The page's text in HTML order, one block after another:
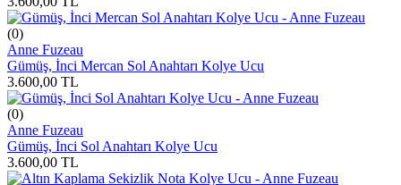
(0)
Anne Fuzeau
Gümüş, İnci Mercan Sol Anahtarı Kolye Ucu
3.600,00 TL
(0)
Anne Fuzeau
Gümüş, İnci Sol Anahtarı Kolye Ucu
3.600,00 TL